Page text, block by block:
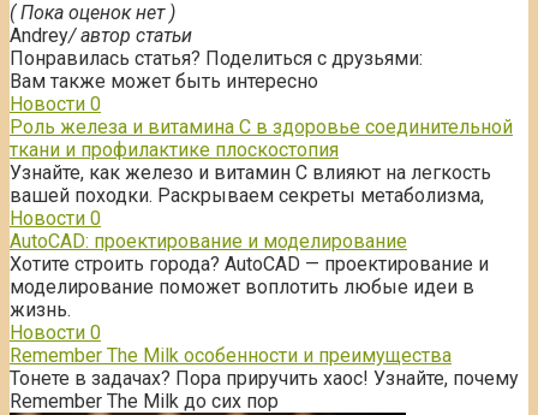
( Пока оценок нет )
Andrey/ автор статьи
Понравилась статья? Поделиться с друзьями:
Вам также может быть интересно
Новости 0
Роль железа и витамина С в здоровье соединительной
ткани и профилактике плоскостопия
Узнайте, как железо и витамин С влияют на легкость
вашей походки. Раскрываем секреты метаболизма,
Новости 0
AutoCAD: проектирование и моделирование
Хотите строить города? AutoCAD — проектирование и
моделирование поможет воплотить любые идеи в
жизнь.
Новости 0
Remember The Milk особенности и преимущества
Тонете в задачах? Пора приручить хаос! Узнайте, почему
Remember The Milk до сих пор